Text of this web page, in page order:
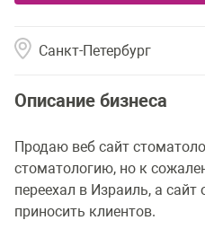
Санкт-Петербург
Описание бизнеса
Продаю веб сайт
стоматологию, но к
переехал в Израиль, а сайт
приносить клиентов.